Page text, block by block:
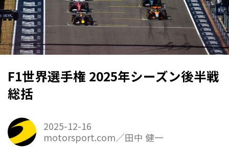
F1世界選手権 2025年シーズン後半戦
総括
2025-12-16
motorsport.com／田中 健一